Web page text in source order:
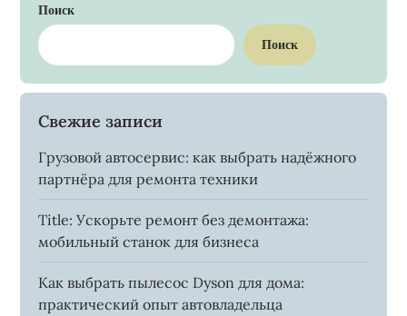
Поиск
Поиск
Свежие записи
Грузовой автосервис: как выбрать надёжного
партнёра для ремонта техники
Title: Ускорьте ремонт без демонтажа:
мобильный станок для бизнеса
Как выбрать пылесос Dyson для дома:
практический опыт автовладельца